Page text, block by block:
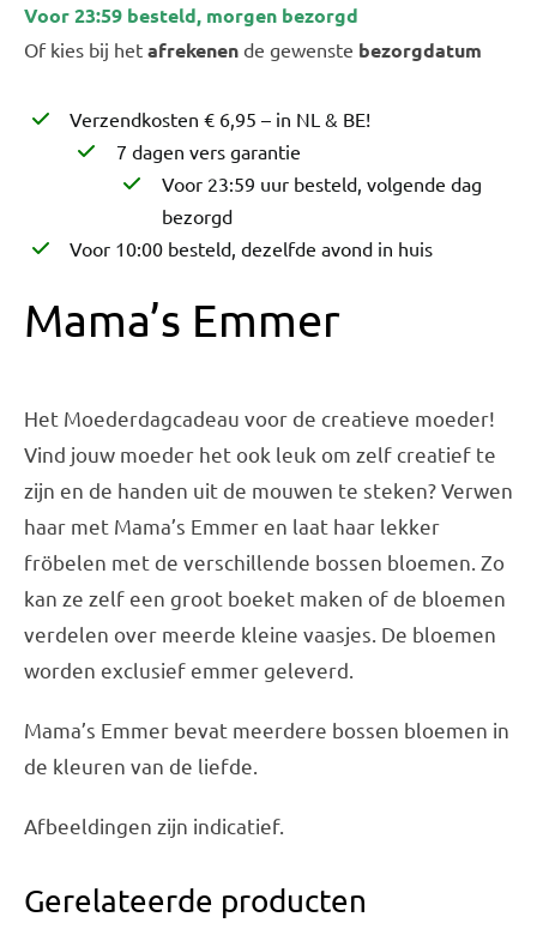
Voor 23:59 besteld, morgen bezorgd
Of kies bij het afrekenende gewenste bezorgdatum
Verzendkosten € 6,95 – in NL & BE!
7 dagen vers garantie
Voor 23:59 uur besteld, volgende dag
bezorgd
Voor 10:00 besteld, dezelfde avond in huis
Mama’s Emmer
Het Moederdagcadeau voor de creatieve moeder!
Vind jouw moeder het ook leuk om zelf creatief te
zijn en de handen uit de mouwen te steken? Verwen
haar met Mama’s Emmer en laat haar lekker
fröbelen met de verschillende bossen bloemen. Zo
kan ze zelf een groot boeket maken of de bloemen
verdelen over meerde kleine vaasjes. De bloemen
worden exclusief emmer geleverd.
Mama’s Emmer bevat meerdere bossen bloemen in
de kleuren van de liefde.
Afbeeldingen zijn indicatief.
Gerelateerde producten